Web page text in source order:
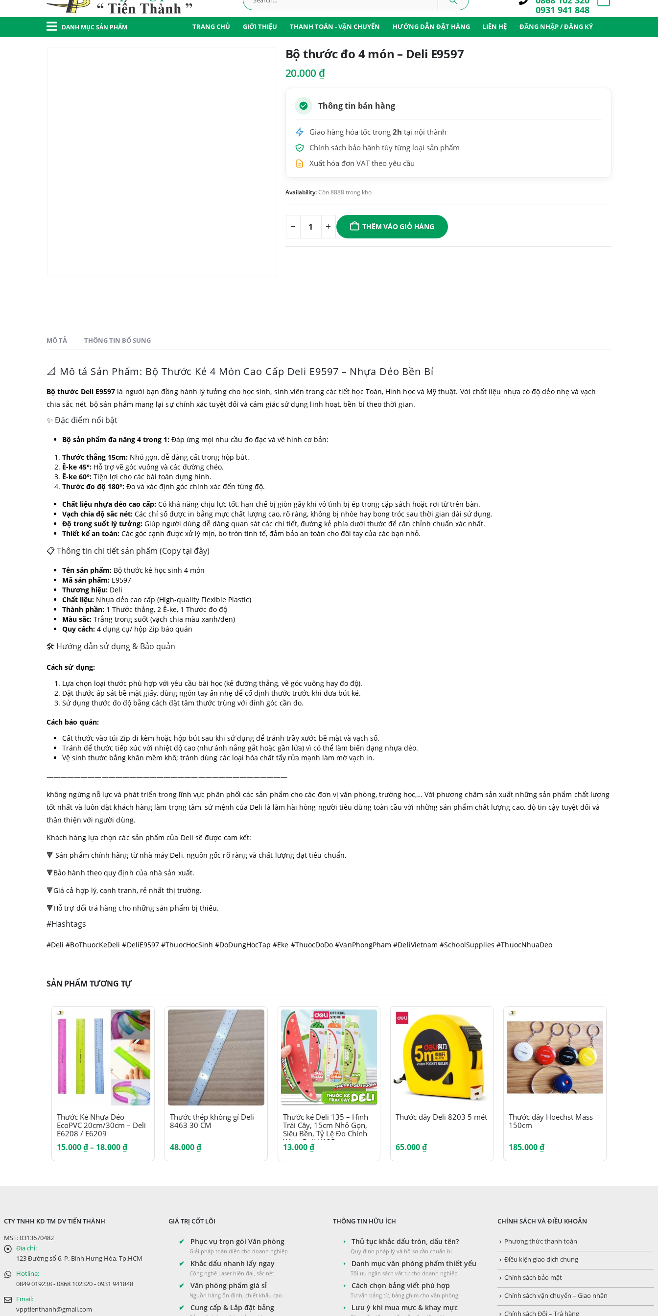
0931 941 848
DANH MỤC SẢN PHẨM TRANG CHỦ GIỚI THIỆU THANH TOÁN - VẬN CHUYỂN HƯỚNG DẪN ĐẶT HÀNG LIÊN HỆ ĐĂNG NHẬP / ĐĂNG KÝ
Bộ thước đo 4 món – Deli E9597
20.000 ₫
Thông tin bán hàng
Giao hàng hỏa tốc trong 2h tại nội thành
Chính sách bảo hành tùy từng loại sản phẩm
Xuất hóa đơn VAT theo yêu cầu
Availability:Còn 8888 trong kho
THÊM VÀO GIỎ HÀNG
MÔ TẢ THÔNG TIN BỔ SUNG
📐 Mô tả Sản Phẩm: Bộ Thước Kẻ 4 Món Cao Cấp Deli E9597 – Nhựa Dẻo Bền Bỉ
Bộ thước Deli E9597 là người bạn đồng hành lý tưởng cho học sinh, sinh viên trong các tiết học Toán, Hình học và Mỹ thuật. Với chất liệu nhựa có độ dẻo nhẹ và vạch
chia sắc nét, bộ sản phẩm mang lại sự chính xác tuyệt đối và cảm giác sử dụng linh hoạt, bền bỉ theo thời gian.
✨ Đặc điểm nổi bật
Bộ sản phẩm đa năng 4 trong 1: Đáp ứng mọi nhu cầu đo đạc và vẽ hình cơ bản:
Thước thẳng 15cm: Nhỏ gọn, dễ dàng cất trong hộp bút.
Ê-ke 45°: Hỗ trợ vẽ góc vuông và các đường chéo.
Ê-ke 60°: Tiện lợi cho các bài toán dựng hình.
Thước đo độ 180°: Đo và xác định góc chính xác đến từng độ.
Chất liệu nhựa dẻo cao cấp: Có khả năng chịu lực tốt, hạn chế bị giòn gãy khi vô tình bị ép trong cặp sách hoặc rơi từ trên bàn.
Vạch chia độ sắc nét: Các chỉ số được in bằng mực chất lượng cao, rõ ràng, không bị nhòe hay bong tróc sau thời gian dài sử dụng.
Độ trong suốt lý tưởng: Giúp người dùng dễ dàng quan sát các chi tiết, đường kẻ phía dưới thước để căn chỉnh chuẩn xác nhất.
Thiết kế an toàn: Các góc cạnh được xử lý mịn, bo tròn tinh tế, đảm bảo an toàn cho đôi tay của các bạn nhỏ.
📋 Thông tin chi tiết sản phẩm (Copy tại đây)
Tên sản phẩm: Bộ thước kẻ học sinh 4 món
Mã sản phẩm: E9597
Thương hiệu: Deli
Chất liệu: Nhựa dẻo cao cấp (High-quality Flexible Plastic)
Thành phần: 1 Thước thẳng, 2 Ê-ke, 1 Thước đo độ
Màu sắc: Trắng trong suốt (vạch chia màu xanh/đen)
Quy cách: 4 dụng cụ/ hộp Zip bảo quản
🛠 Hướng dẫn sử dụng & Bảo quản
Cách sử dụng:
Lựa chọn loại thước phù hợp với yêu cầu bài học (kẻ đường thẳng, vẽ góc vuông hay đo độ).
Đặt thước áp sát bề mặt giấy, dùng ngón tay ấn nhẹ để cố định thước trước khi đưa bút kẻ.
Sử dụng thước đo độ bằng cách đặt tâm thước trùng với đỉnh góc cần đo.
Cách bảo quản:
Cất thước vào túi Zip đi kèm hoặc hộp bút sau khi sử dụng để tránh trầy xước bề mặt và vạch số.
Tránh để thước tiếp xúc với nhiệt độ cao (như ánh nắng gắt hoặc gần lửa) vì có thể làm biến dạng nhựa dẻo.
Vệ sinh thước bằng khăn mềm khô; tránh dùng các loại hóa chất tẩy rửa mạnh làm mờ vạch in.
———————————————————————————————————
không ngừng nỗ lực và phát triển trong lĩnh vực phân phối các sản phẩm cho các đơn vị văn phòng, trường học,… Với phương châm sản xuất những sản phẩm chất lượng
tốt nhất và luôn đặt khách hàng làm trọng tâm, sứ mệnh của Deli là làm hài hòng người tiêu dùng toàn cầu với những sản phẩm chất lượng cao, độ tin cậy tuyệt đối và
thân thiện với người dùng.
Khách hàng lựa chọn các sản phẩm của Deli sẽ được cam kết:
🔻 Sản phẩm chính hãng từ nhà máy Deli, nguồn gốc rõ ràng và chất lượng đạt tiêu chuẩn.
🔻Bảo hành theo quy định của nhà sản xuất.
🔻Giá cả hợp lý, cạnh tranh, rẻ nhất thị trường.
🔻Hỗ trợ đổi trả hàng cho những sản phẩm bị thiếu.
#Hashtags
#Deli #BoThuocKeDeli #DeliE9597 #ThuocHocSinh #DoDungHocTap #Eke #ThuocDoDo #VanPhongPham #DeliVietnam #SchoolSupplies #ThuocNhuaDeo
SẢN PHẨM TƯƠNG TỰ
Thước Kẻ Nhựa Dẻo
EcoPVC 20cm/30cm – Deli
E6208 / E6209
15.000₫– 18.000₫Khoảng
từ
Thước thép không gỉ Deli
8463 30 CM
48.000₫
Sản phẩm này có nhiều biến thể. Các tùy chọn có thể được chọn trên trang sản phẩm
Thước kẻ Deli 135 – Hình
Trái Cây, 15cm Nhỏ Gọn,
Siêu Bền, Tỷ Lệ Đo Chính
Xác – Deli V135
13.000₫
Thước dây Deli 8203 5 mét
65.000₫
Thước dây Hoechst Mass
150cm
185.000₫
CTY TNHH KD TM DV TIẾN THÀNH
MST: 0313670482
Địa chỉ:
123 Đường số 6, P. Bình Hưng Hòa, Tp.HCM
Hotline:
0849 019238 - 0868 102320 - 0931 941848
Email:
vpptienthanh@gmail.com
GIÁ TRỊ CỐT LÕI
✔ Phục vụ trọn gói Văn phòng
Giải pháp toàn diện cho doanh nghiệp
✔ Khắc dấu nhanh lấy ngay
Công nghệ Laser hiện đại, sắc nét
✔ Văn phòng phẩm giá sỉ
Nguồn hàng ổn định, chiết khấu cao
✔ Cung cấp & Lắp đặt bảng
THÔNG TIN HỮU ÍCH
• Thủ tục khắc dấu tròn, dấu tên?
Quy định pháp lý và hồ sơ cần chuẩn bị
• Danh mục văn phòng phẩm thiết yếu
Tối ưu ngân sách vật tư cho doanh nghiệp
• Cách chọn bảng viết phù hợp
Tư vấn bảng từ, bảng ghim cho văn phòng
• Lưu ý khi mua mực & khay mực
CHÍNH SÁCH VÀ ĐIỀU KHOẢN
Phương thức thanh toán
Điều kiện giao dịch chung
Chính sách bảo mật
Chính sách vận chuyển – Giao nhận
Chính sách Đổi – Trả hàng